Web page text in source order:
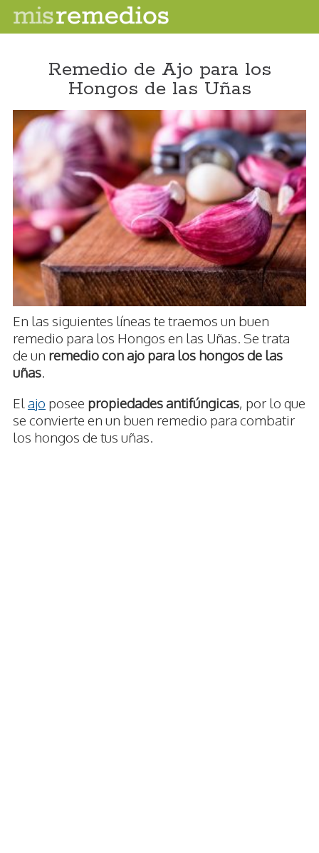
Remedio de Ajo para los
Hongos de las Uñas
En las siguientes líneas te traemos un buen
remedio para los Hongos en las Uñas. Se trata
de un remedio con ajo para los hongos de las
uñas
El ajo posee propiedades antifúngicas, por lo que
se convierte en un buen remedio para combatir
los hongos de tus uñas.